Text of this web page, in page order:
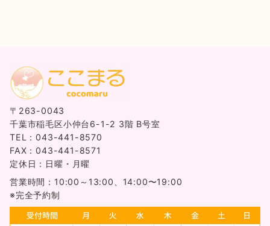
〒263-0043
千葉市稲毛区小仲台6-1-2 3階 B号室
TEL：043-441-8570
FAX：043-441-8571
定休日：日曜・月曜
営業時間：10:00～13:00、14:00〜19:00
※完全予約制